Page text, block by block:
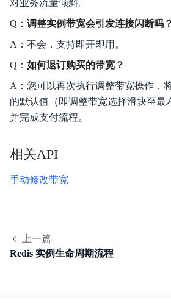
对业务流量倾斜。
Q： 调整实例带宽会引发连接闪断吗？
A：不会，支持即开即用。
Q： 如何退订购买的带宽？
A：您可以再次执行调整带宽操作，
的默认值（即调整带宽选择滑块至最
并完成支付流程。
相关API
手动修改带宽
上一篇
Redis 实例生命周期流程